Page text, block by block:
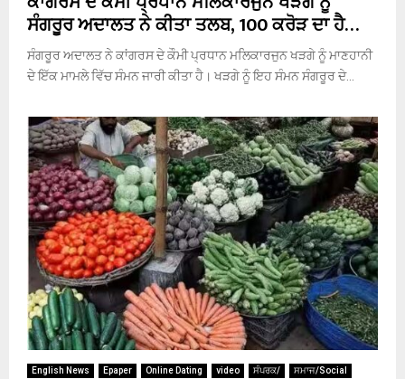
ਸੰਗਰੂਰ ਅਦਾਲਤ ਨੇ ਕੀਤਾ ਤਲਬ, 100 ਕਰੋੜ ਦਾ ਹੈ…
ਸੰਗਰੂਰ ਅਦਾਲਤ ਨੇ ਕਾਂਗਰਸ ਦੇ ਕੌਮੀ ਪ੍ਰਧਾਨ ਮਲਿਕਾਰਜੁਨ ਖੜਗੇ ਨੂੰ ਮਾਣਹਾਨੀ
ਦੇ ਇੱਕ ਮਾਮਲੇ ਵਿੱਚ ਸੰਮਨ ਜਾਰੀ ਕੀਤਾ ਹੈ। ਖੜਗੇ ਨੂੰ ਇਹ ਸੰਮਨ ਸੰਗਰੂਰ ਦੇ...
English News Epaper Online Dating video ਸੰਪਰਕ/
ਸਮਾਜ/Social